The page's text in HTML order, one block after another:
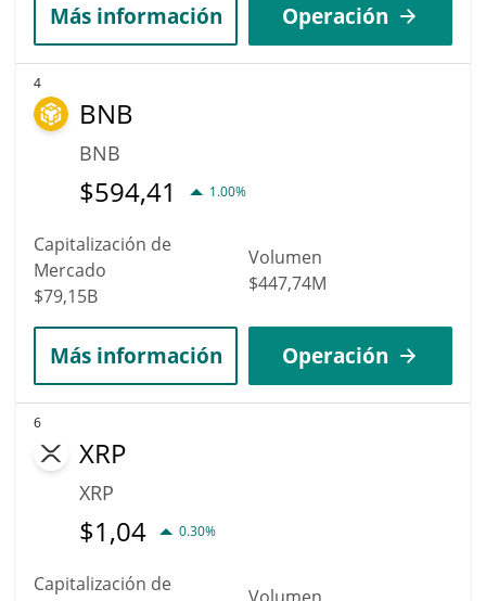
Más información Operación
4
BNB
BNB
$594,41 1.00%
Capitalización de
Mercado
$79,15B
Volumen
$447,74M
Más información Operación
6
XRP
XRP
$1,04 0.30%
Capitalización de